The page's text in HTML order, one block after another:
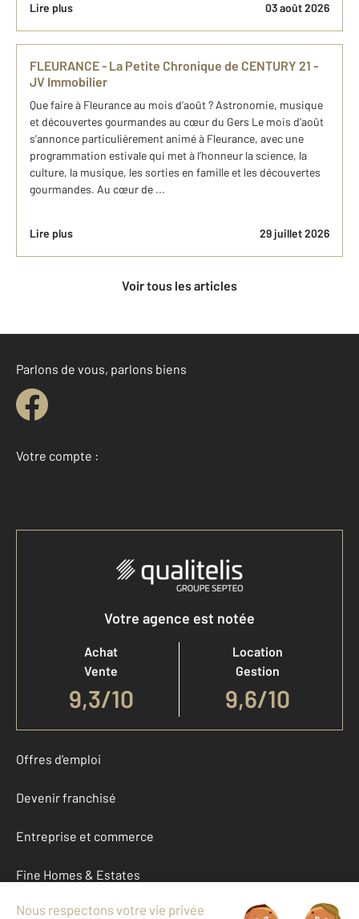
Lire plus 03 août 2026
FLEURANCE - La Petite Chronique de CENTURY 21 -
JV Immobilier
Que faire à Fleurance au mois d’août ? Astronomie, musique
et découvertes gourmandes au cœur du Gers Le mois d’août
s’annonce particulièrement animé à Fleurance, avec une
programmation estivale qui met à l’honneur la science, la
culture, la musique, les sorties en famille et les découvertes
gourmandes. Au cœur de ...
Lire plus 29 juillet 2026
Voir tous les articles
Parlons de vous, parlons biens
Votre compte :
Accéder à mon compte
Votre agence est notée
Achat
Vente
9,3/10
Location
Gestion
9,6/10
Offres d'emploi
Devenir franchisé
Entreprise et commerce
Fine Homes & Estates
À propos